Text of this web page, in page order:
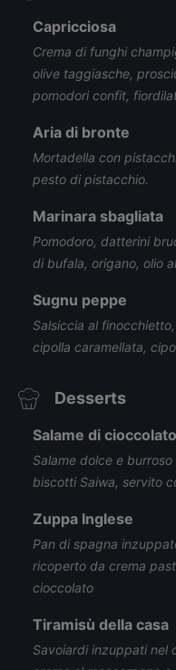
Capricciosa
Crema di funghi
olive taggiasche,
pomodori confit,
Aria di bronte
Mortadella con
pesto di pistacchio.
Marinara sbagliata
Pomodoro, datterini
di bufala, origano, olio
Sugnu peppe
Salsiccia al
cipolla caramellata,
Desserts
Salame di cioccolato
Salame dolce e
biscotti Saiwa, servito
Zuppa Inglese
Pan di spagna
ricoperto da crema
cioccolato
Tiramisù della casa
Savoiardi inzuppati nel